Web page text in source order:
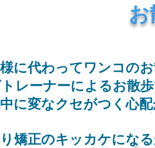
に代わってワンコのお
トレーナーによるお散
に変なクセがつく心配
矯正のキッカケにな